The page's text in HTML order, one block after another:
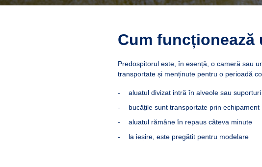
Cum
Predospitorul este, în esență, o cameră sau
transportate și menținute pentru o perioadă
aluatul divizat intră în alveole sau suporturi
bucățile sunt transportate prin echipament
aluatul rămâne în repaus câteva minute
la ieșire, este pregătit pentru modelare